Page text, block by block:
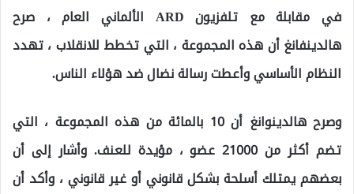
في مقابلة مع تلفزيون ARD الألماني العام ، صرح
هالدينفانغ أن هذه المجموعة ، التي تخطط للانقلاب ، تهدد
النظام الأساسي وأعطت رسالة نضال ضد هؤلاء الناس.
وصرح هالدينوانغ أن 10 بالمائة من هذه المجموعة ، التي
تضم أكثر من 21000 عضو ، مؤيدة للعنف. وأشار إلى أن
بعضهم يمتلك أسلحة بشكل قانوني أو غير قانوني ، وأكد أن